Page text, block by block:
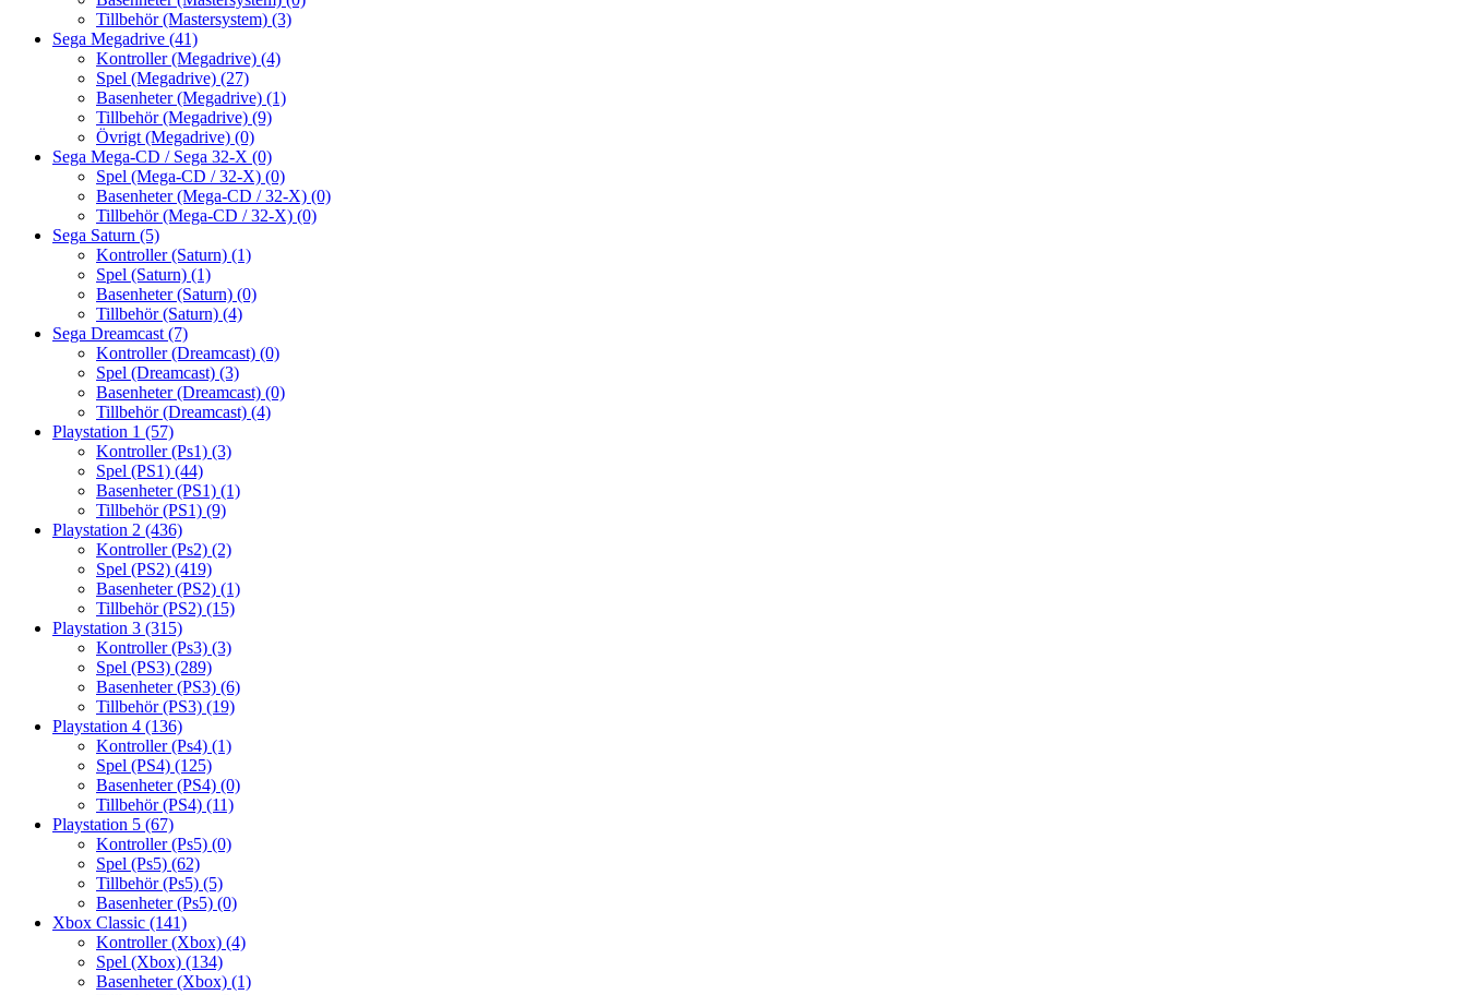
Tillbehör (Mastersystem) (3)
Sega Megadrive (41)
Kontroller (Megadrive) (4)
Spel (Megadrive) (27)
Basenheter (Megadrive) (1)
Tillbehör (Megadrive) (9)
Övrigt (Megadrive) (0)
Sega Mega-CD / Sega 32-X (0)
Spel (Mega-CD / 32-X) (0)
Basenheter (Mega-CD / 32-X) (0)
Tillbehör (Mega-CD / 32-X) (0)
Sega Saturn (5)
Kontroller (Saturn) (1)
Spel (Saturn) (1)
Basenheter (Saturn) (0)
Tillbehör (Saturn) (4)
Sega Dreamcast (7)
Kontroller (Dreamcast) (0)
Spel (Dreamcast) (3)
Basenheter (Dreamcast) (0)
Tillbehör (Dreamcast) (4)
Playstation 1 (57)
Kontroller (Ps1) (3)
Spel (PS1) (44)
Basenheter (PS1) (1)
Tillbehör (PS1) (9)
Playstation 2 (436)
Kontroller (Ps2) (2)
Spel (PS2) (419)
Basenheter (PS2) (1)
Tillbehör (PS2) (15)
Playstation 3 (315)
Kontroller (Ps3) (3)
Spel (PS3) (289)
Basenheter (PS3) (6)
Tillbehör (PS3) (19)
Playstation 4 (136)
Kontroller (Ps4) (1)
Spel (PS4) (125)
Basenheter (PS4) (0)
Tillbehör (PS4) (11)
Playstation 5 (67)
Kontroller (Ps5) (0)
Spel (Ps5) (62)
Tillbehör (Ps5) (5)
Basenheter (Ps5) (0)
Xbox Classic (141)
Kontroller (Xbox) (4)
Spel (Xbox) (134)
Basenheter (Xbox) (1)